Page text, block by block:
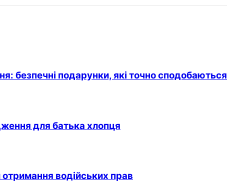
безпечні подарунки, які точно сподобаються
для батька хлопця
водійських прав